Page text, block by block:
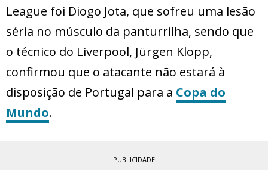
League foi Diogo Jota, que sofreu uma lesão
séria no músculo da panturrilha, sendo que
o técnico do Liverpool, Jürgen Klopp,
confirmou que o atacante não estará à
disposição de Portugal para a Copa do
Mundo.
PUBLICIDADE